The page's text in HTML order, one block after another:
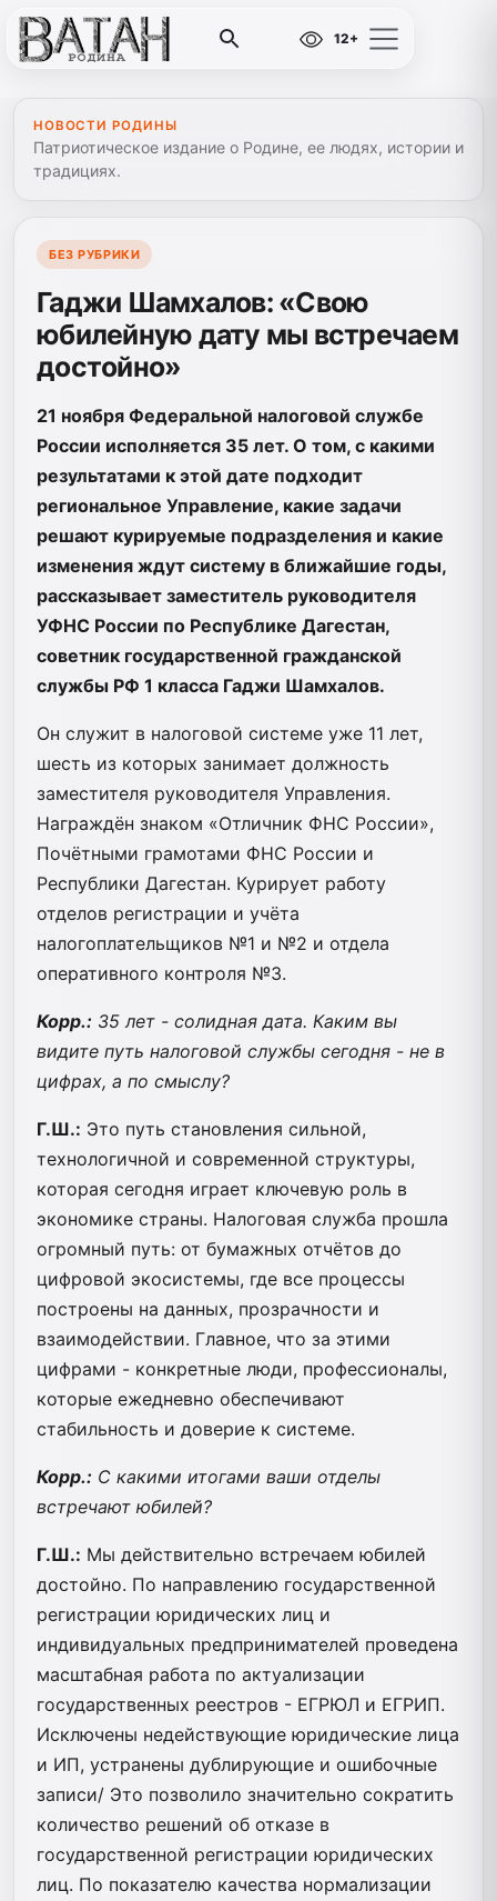
12+
НОВОСТИ РОДИНЫ
Патриотическое издание о Родине, ее людях, истории и
традициях.
БЕЗ РУБРИКИ
Гаджи Шамхалов: «Свою
юбилейную дату мы встречаем
достойно»
21 ноября Федеральной налоговой службе
России исполняется 35 лет. О том, с какими
результатами к этой дате подходит
региональное Управление, какие задачи
решают курируемые подразделения и какие
изменения ждут систему в ближайшие годы,
рассказывает заместитель руководителя
УФНС России по Республике Дагестан,
советник государственной гражданской
службы РФ 1 класса Гаджи Шамхалов.
Он служит в налоговой системе уже 11 лет,
шесть из которых занимает должность
заместителя руководителя Управления.
Награждён знаком «Отличник ФНС России»,
Почётными грамотами ФНС России и
Республики Дагестан. Курирует работу
отделов регистрации и учёта
налогоплательщиков №1 и №2 и отдела
оперативного контроля №3.
Корр.: 35 лет - солидная дата. Каким вы
видите путь налоговой службы сегодня - не в
цифрах, а по смыслу?
Г.Ш.: Это путь становления сильной,
технологичной и современной структуры,
которая сегодня играет ключевую роль в
экономике страны. Налоговая служба прошла
огромный путь: от бумажных отчётов до
цифровой экосистемы, где все процессы
построены на данных, прозрачности и
взаимодействии. Главное, что за этими
цифрами - конкретные люди, профессионалы,
которые ежедневно обеспечивают
стабильность и доверие к системе.
Корр.: С какими итогами ваши отделы
встречают юбилей?
Г.Ш.: Мы действительно встречаем юбилей
достойно. По направлению государственной
регистрации юридических лиц и
индивидуальных предпринимателей проведена
масштабная работа по актуализации
государственных реестров - ЕГРЮЛ и ЕГРИП.
Исключены недействующие юридические лица
и ИП, устранены дублирующие и ошибочные
записи/ Это позволило значительно сократить
количество решений об отказе в
государственной регистрации юридических
лиц. По показателю качества нормализации